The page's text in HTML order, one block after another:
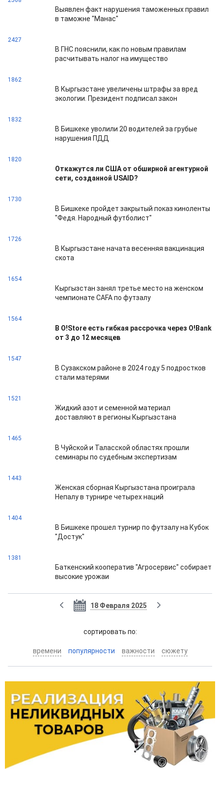
Выявлен факт нарушения таможенных правил
в таможне "Манас"
2427
В ГНС пояснили, как по новым правилам
расчитывать налог на имущество
1862
В Кыргызстане увеличены штрафы за вред
экологии. Президент подписал закон
1832
В Бишкеке уволили 20 водителей за грубые
нарушения ПДД
1820
Откажутся ли США от обширной агентурной
сети, созданной USAID?
1730
В Бишкеке пройдет закрытый показ киноленты
"Федя. Народный футболист"
1726
В Кыргызстане начата весенняя вакцинация
скота
1654
Кыргызстан занял третье место на женском
чемпионате CAFA по футзалу
1564
В O!Store есть гибкая рассрочка через O!Bank
от 3 до 12 месяцев
1547
В Сузакском районе в 2024 году 5 подростков
стали матерями
1521
Жидкий азот и семенной материал
доставляют в регионы Кыргызстана
1465
В Чуйской и Таласской областях прошли
семинары по судебным экспертизам
1443
Женская сборная Кыргызстана проиграла
Непалу в турнире четырех наций
1404
В Бишкеке прошел турнир по футзалу на Кубок
"Достук"
1381
Баткенский кооператив "Агросервис" собирает
высокие урожаи
18 Февраля 2025
cортировать по:
времени популярности важности сюжету